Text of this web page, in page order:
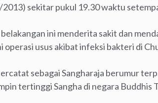
sekitar pukul 19.30 waktu
ini menderita sakit dan
operasi usus akibat infeksi bakteri di
sebagai Sangharaja berumur
tertinggi Sangha di negara Buddhis